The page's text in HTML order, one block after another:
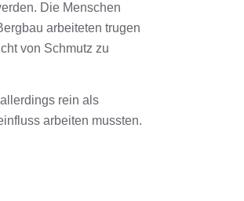
Die Menschen
arbeiteten trugen
von Schmutz zu
rein als
arbeiten mussten.